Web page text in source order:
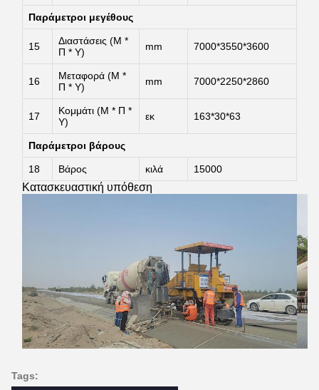
Παράμετροι μεγέθους
15
Διαστάσεις (Μ *
Π * Υ)
mm 7000*3550*3600
16
Μεταφορά (Μ *
Π * Υ)
mm 7000*2250*2860
17
Κομμάτι (Μ * Π *
Υ)
εκ 163*30*63
Παράμετροι βάρους
18 Βάρος κιλά 15000
Κατασκευαστική υπόθεση
Tags: